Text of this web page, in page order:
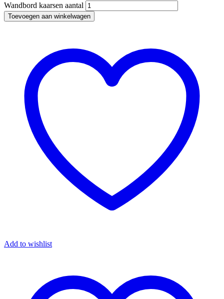
Wandbord kaarsen aantal
Toevoegen aan winkelwagen
Add to wishlist